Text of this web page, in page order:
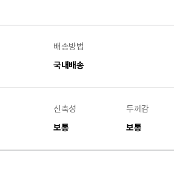
배송방법
국내배송
신축성
보통
두께감
보통